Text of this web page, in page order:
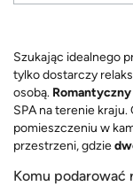
Szukając idealnego
tylko dostarczy
osobą. Romantyczny
SPA na terenie
pomieszczeniu w
przestrzeni, gdzie
Komu podarować